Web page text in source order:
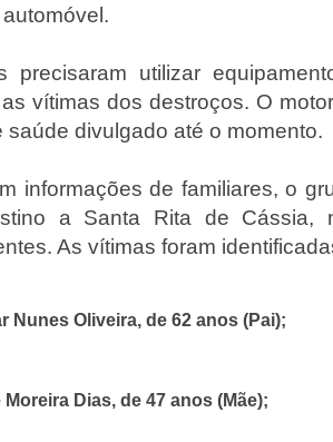
precisaram utilizar
vítimas dos destroços. O
saúde divulgado até o momento.
informações de familiares, o
a Santa Rita de Cássia,
As vítimas foram
Nunes Oliveira, de 62 anos (Pai);
Moreira Dias, de 47 anos (Mãe);